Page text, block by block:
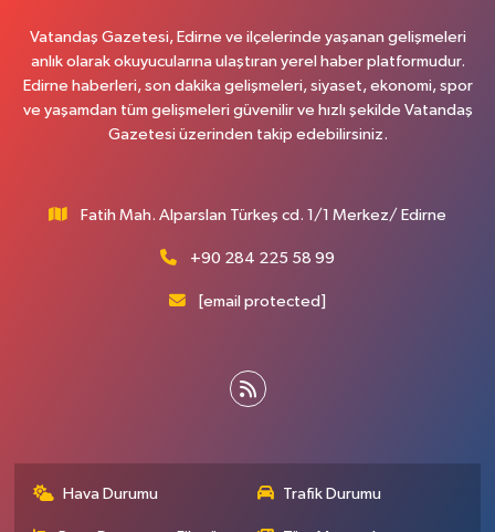
Vatandaş Gazetesi, Edirne ve ilçelerinde yaşanan gelişmeleri
anlık olarak okuyucularına ulaştıran yerel haber platformudur.
Edirne haberleri, son dakika gelişmeleri, siyaset, ekonomi, spor
ve yaşamdan tüm gelişmeleri güvenilir ve hızlı şekilde Vatandaş
Gazetesi üzerinden takip edebilirsiniz.
Fatih Mah. Alparslan Türkeş cd. 1/1 Merkez/ Edirne
+90 284 225 58 99
[email protected]
Hava Durumu Trafik Durumu